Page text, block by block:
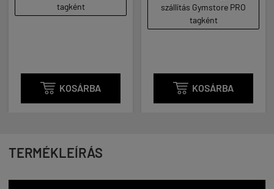
tagként
 KOSÁRBA
szállítás Gymstore PRO
tagként
 KOSÁRBA
TERMÉKLEÍRÁS